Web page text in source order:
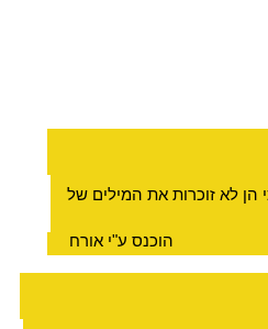
הן לא זוכרות את המילים של
הוכנס ע"י אורח